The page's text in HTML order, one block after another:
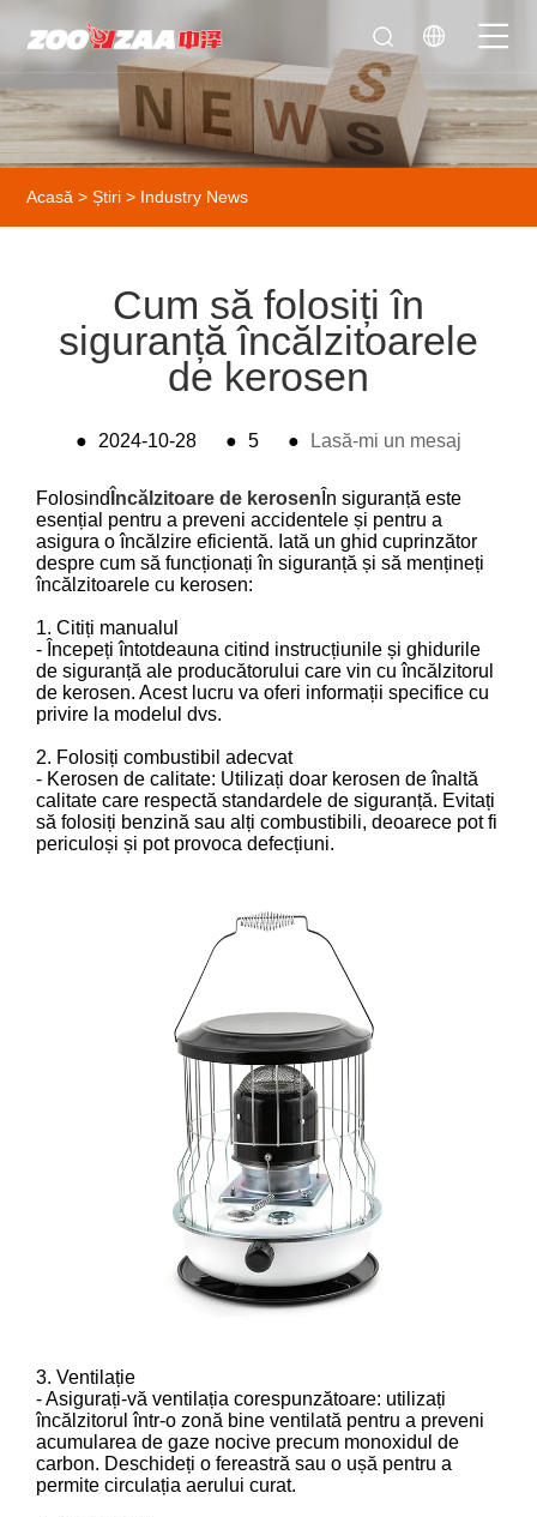
Acasă > Știri > Industry News
Cum să folosiți în
siguranță încălzitoarele
de kerosen
● 2024-10-28 ● 5 ● Lasă-mi un mesaj
Folosind Încălzitoare de kerosen În siguranță este
esențial pentru a preveni accidentele și pentru a
asigura o încălzire eficientă. Iată un ghid cuprinzător
despre cum să funcționați în siguranță și să mențineți
încălzitoarele cu kerosen:
1. Citiți manualul
- Începeți întotdeauna citind instrucțiunile și ghidurile
de siguranță ale producătorului care vin cu încălzitorul
de kerosen. Acest lucru va oferi informații specifice cu
privire la modelul dvs.
2. Folosiți combustibil adecvat
- Kerosen de calitate: Utilizați doar kerosen de înaltă
calitate care respectă standardele de siguranță. Evitați
să folosiți benzină sau alți combustibili, deoarece pot fi
periculoși și pot provoca defecțiuni.
3. Ventilație
- Asigurați-vă ventilația corespunzătoare: utilizați
încălzitorul într-o zonă bine ventilată pentru a preveni
acumularea de gaze nocive precum monoxidul de
carbon. Deschideți o fereastră sau o ușă pentru a
permite circulația aerului curat.